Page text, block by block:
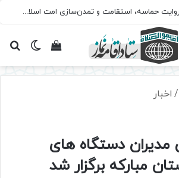
سروده‌ «اربعین»؛ روایت حماسه، استقامت و تمدن‌سازی امت اسلامی
تغییرمشاهده
/ اخبار
مدیران دستگاه های
مبارکه برگزار شد